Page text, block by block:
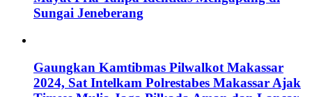
Sungai Jeneberang
Gaungkan Kamtibmas Pilwalkot Makassar
2024, Sat Intelkam Polrestabes Makassar Ajak